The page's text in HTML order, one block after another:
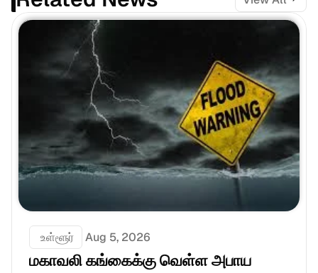
உள்ளூர் Aug 5, 2026
மகாவலி கங்கைக்கு வெள்ள அபாய